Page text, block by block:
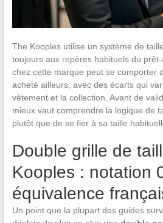
The Kooples utilise un système de
toujours aux repères habituels du
chez cette marque peut se comporter
acheté ailleurs, avec des écarts qui
vêtement et la collection. Avant de
mieux vaut comprendre la logique de
plutôt que de se fier à sa taille
Double grille de
Kooples : notation
équivalence
Un point que la plupart des guides